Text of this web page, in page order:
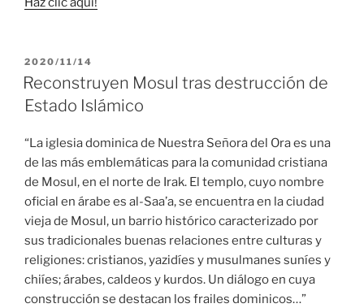
PUBLICADO
EL
2020/11/14
Reconstruyen Mosul tras destrucción de
Estado Islámico
“La iglesia dominica de Nuestra Señora del Ora es una
de las más emblemáticas para la comunidad cristiana
de Mosul, en el norte de Irak. El templo, cuyo nombre
oficial en árabe es al-Saa’a, se encuentra en la ciudad
vieja de Mosul, un barrio histórico caracterizado por
sus tradicionales buenas relaciones entre culturas y
religiones: cristianos, yazidíes y musulmanes suníes y
chiíes; árabes, caldeos y kurdos. Un diálogo en cuya
construcción se destacan los frailes dominicos…”